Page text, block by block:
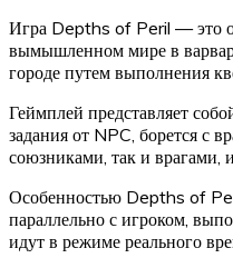
Игра Depths of Peril — это
вымышленном мире в
городе путем выполнения
Геймплей представляет
задания от NPC, борется с
союзниками, так и врагами,
Особенностью Depths of
параллельно с игроком,
идут в режиме реального